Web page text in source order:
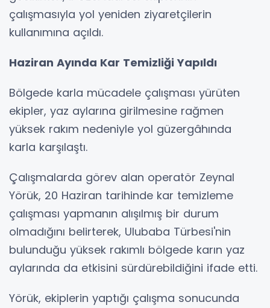
çalışmasıyla yol yeniden ziyaretçilerin
kullanımına açıldı.
Haziran Ayında Kar Temizliği Yapıldı
Bölgede karla mücadele çalışması yürüten
ekipler, yaz aylarına girilmesine rağmen
yüksek rakım nedeniyle yol güzergâhında
karla karşılaştı.
Çalışmalarda görev alan operatör Zeynal
Yörük, 20 Haziran tarihinde kar temizleme
çalışması yapmanın alışılmış bir durum
olmadığını belirterek, Ulubaba Türbesi'nin
bulunduğu yüksek rakımlı bölgede karın yaz
aylarında da etkisini sürdürebildiğini ifade etti.
Yörük, ekiplerin yaptığı çalışma sonucunda